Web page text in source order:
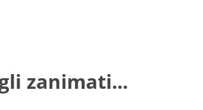
zanimati...